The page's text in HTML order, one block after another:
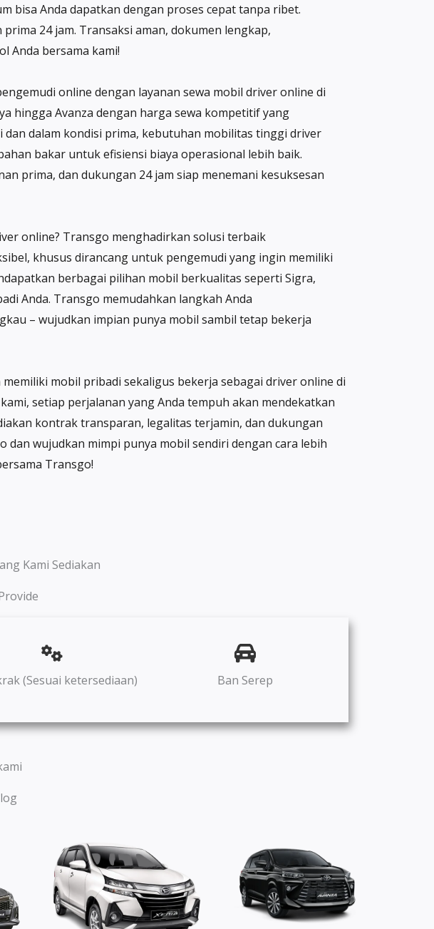
bisa Anda dapatkan dengan proses cepat tanpa ribet.
24 jam. Transaksi aman, dokumen lengkap,
Anda bersama kami!
online dengan layanan sewa mobil driver online di
hingga Avanza dengan harga sewa kompetitif yang
dalam kondisi prima, kebutuhan mobilitas tinggi driver
bakar untuk efisiensi biaya operasional lebih baik.
prima, dan dukungan 24 jam siap menemani kesuksesan
online? Transgo menghadirkan solusi terbaik
khusus dirancang untuk pengemudi yang ingin memiliki
berbagai pilihan mobil berkualitas seperti Sigra,
Anda. Transgo memudahkan langkah Anda
– wujudkan impian punya mobil sambil tetap bekerja
mobil pribadi sekaligus bekerja sebagai driver online di
setiap perjalanan yang Anda tempuh akan mendekatkan
kontrak transparan, legalitas terjamin, dan dukungan
dan wujudkan mimpi punya mobil sendiri dengan cara lebih
Transgo!
Kami Sediakan
(Sesuai ketersediaan) Ban Serep